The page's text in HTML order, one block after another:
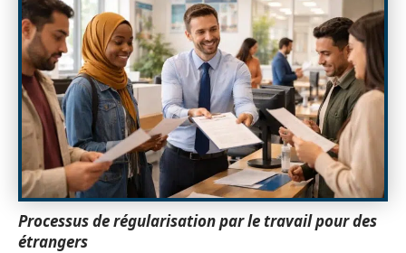
Processus de régularisation par le travail pour des
étrangers